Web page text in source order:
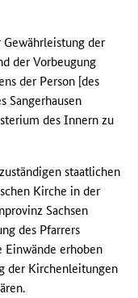
der
der Vorbeugung
der Person [des
Sangerhausen
des Innern zu
staatlichen
Kirche in der
Sachsen
des Pfarrers
Einwände erhoben
der Kirchenleitungen